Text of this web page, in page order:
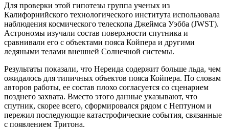
Для проверки этой гипотезы группа ученых из
Калифорнийского технологического института использовала
наблюдения космического телескопа Джеймса Уэбба (JWST).
Астрономы изучали состав поверхности спутника и
сравнивали его с объектами пояса Койпера и другими
ледяными телами внешней Солнечной системы.
Результаты показали, что Нереида содержит больше льда, чем
ожидалось для типичных объектов пояса Койпера. По словам
авторов работы, ее состав плохо согласуется со сценарием
позднего захвата. Вместо этого данные указывают, что
спутник, скорее всего, сформировался рядом с Нептуном и
пережил последующие катастрофические события, связанные
с появлением Тритона.